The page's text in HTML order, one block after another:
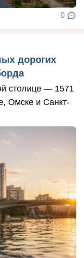
0
дорогих
столице — 1571
Омске и Санкт-